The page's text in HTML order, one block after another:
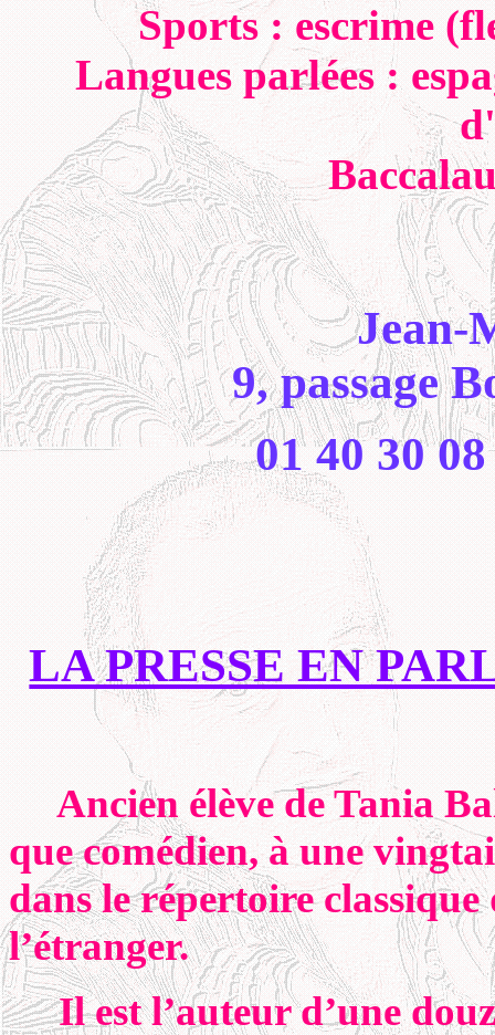
Sports : escrime
Langues parlées :
Jean-
9, passage
01 40 30
LA PRESSE EN
Ancien élève de Tania
que comédien, à une
dans le répertoire
l’étranger.
Il est l’auteur d’une